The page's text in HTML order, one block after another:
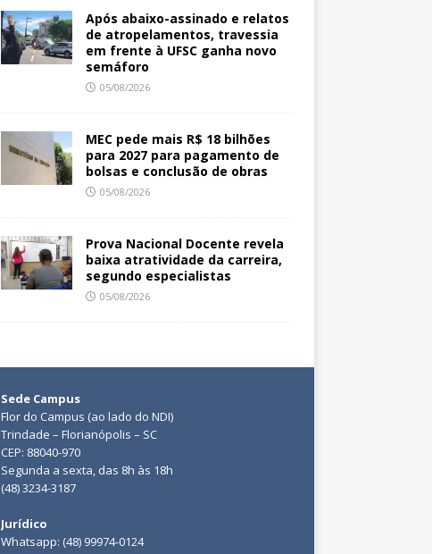
Após abaixo-assinado e relatos
de atropelamentos, travessia
em frente à UFSC ganha novo
semáforo
05/08/2026
MEC pede mais R$ 18 bilhões
para 2027 para pagamento de
bolsas e conclusão de obras
05/08/2026
Prova Nacional Docente revela
baixa atratividade da carreira,
segundo especialistas
05/08/2026
Sede Campus
Flor do Campus (ao lado do NDI)
Trindade – Florianópolis – SC
CEP: 88040-970
Segunda a sexta, das 8h às 18h
(48) 3234-3187
Jurídico
Whatsapp: (48) 99974-0124